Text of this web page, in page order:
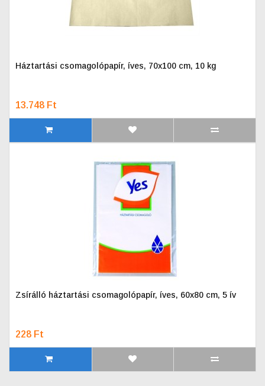
Háztartási csomagolópapír, íves, 70x100 cm, 10 kg
13.748 Ft
Zsírálló háztartási csomagolópapír, íves, 60x80 cm, 5 ív
228 Ft